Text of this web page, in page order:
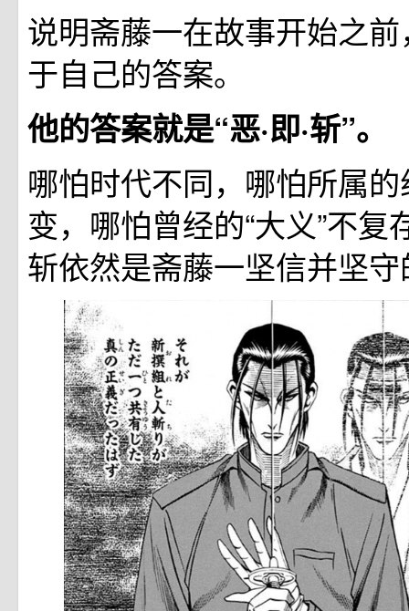
说明斋藤一在故事开始之
于自己的答案。
他的答案就是“恶·即·斩”。
哪怕时代不同，哪怕所属
变，哪怕曾经的“大义”不复
斩依然是斋藤一坚信并坚守